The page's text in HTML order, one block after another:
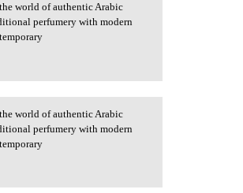
world of authentic Arabic
perfumery with modern
world of authentic Arabic
perfumery with modern